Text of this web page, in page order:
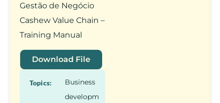
Gestão de Negócio
Cashew Value Chain –
Training Manual
Download File
Topics:
Business
developm